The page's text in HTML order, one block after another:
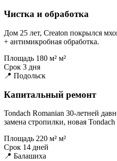
Чистка и обработка
Дом 25 лет, Creaton покрылся
+ антимикробная обработка.
Площадь 180 м² м²
Срок 3 дня
📍 Подольск
Капитальный ремонт
Tondach Romanian 30-летней
замена стропилки, новая Tondach
Площадь 220 м² м²
Срок 14 дней
📍 Балашиха